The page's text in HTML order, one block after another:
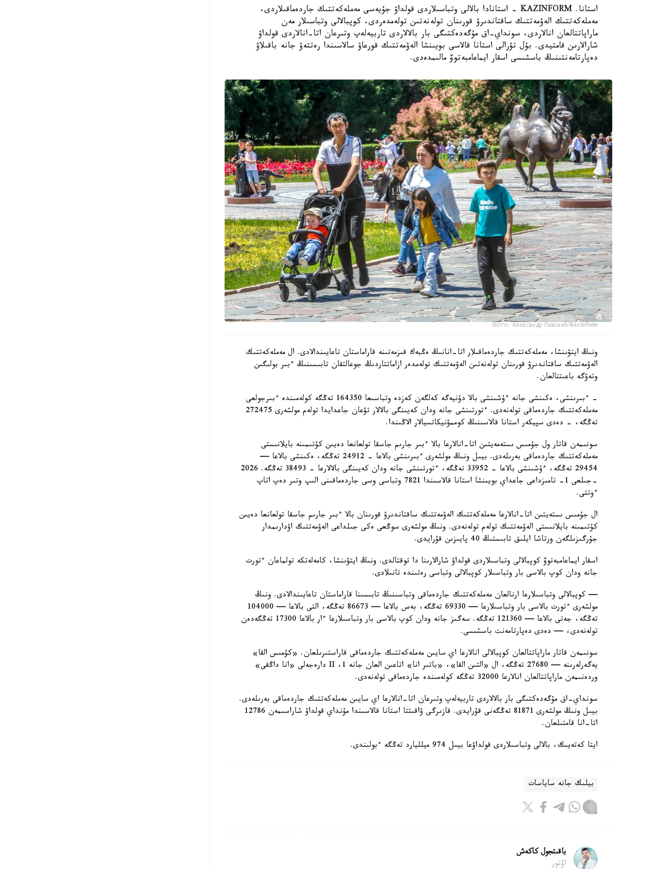
استانا. KAZINFORM - استانادا بالالى وتباسىلاردى قولداۋ جۇيەسى مەملەكەتتىك جاردەماقىلاردى،
مەملەكەتتىك الەۋمەتتىك ساقتاندىرۋ قورىنان تولەنەتىن تولەمدەردى، كوپبالالى وتباسىلار مەن
ماراپاتتالعان انالاردى، سونداي-اق مۇگەدەكتىگى بار بالالاردى تاربيەلەپ وتىرعان اتا-انالاردى قولداۋ
شارالارىن قامتيدى. بۇل تۋرالى استانا قالاسى بويىنشا الەۋمەتتىك قورعاۋ سالاسىندا رەتتەۋ جانە باقىلاۋ
دەپارتامەنتىنىڭ باسشىسى اسقار ايماعامبەتوۆ مالىمدەدى.
Фото: Александр Павский/Kazinform
ونىڭ ايتۋىنشا، مەملەكەتتىك جاردەماقىلار اتا-انانىڭ ەڭبەك قىزمەتىنە قاراماستان تاعايىندالادى. ال مەملەكەتتىك
الەۋمەتتىك ساقتاندىرۋ قورىنان تولەنەتىن الەۋمەتتىك تولەمدەر ازاماتتاردىڭ جوعالتقان تابىسىنىڭ ءبىر بولىگىن
وتەۋگە باعىتتالعان.
- ءبىرىنشى، ەكىنشى جانە ءۇشىنشى بالا دۇنيەگە كەلگەن كەزدە وتباسىعا 164350 تەڭگە كولەمىندە ءبىرجولعى
مەملەكەتتىك جاردەماقى تولەنەدى. ءتورتىنشى جانە ودان كەيىنگى بالالار تۋعان جاعدايدا تولەم مولشەرى 272475
تەڭگە، - دەدى سپيكەر استانا قالاسىنىڭ كوممۋنيكاتسيالار الاڭىندا.
سونىمەن قاتار ول جۇمىس ىستەمەيتىن اتا-انالارعا بالا ءبىر جارىم جاسقا تولعانعا دەيىن كۇتىمىنە بايلانىستى
مەملەكەتتىك جاردەماقى بەرىلەدى. بيىل ونىڭ مولشەرى ءبىرىنشى بالاعا - 24912 تەڭگە، ەكىنشى بالاعا —
29454 تەڭگە، ءۇشىنشى بالاعا - 33952 تەڭگە، ءتورتىنشى جانە ودان كەيىنگى بالالارعا - 38493 تەڭگە. 2026
-جىلعى 1- تامىزداعى جاعداي بويىنشا استانا قالاسىندا 7821 وتباسى وسى جاردەماقىنى الىپ وتىر دەپ اتاپ
ءوتتى.
ال جۇمىس ىستەيتىن اتا-انالارعا مەملەكەتتىك الەۋمەتتىك ساقتاندىرۋ قورىنان بالا ءبىر جارىم جاسقا تولعانعا دەيىن
كۇتىمىنە بايلانىستى الەۋمەتتىك تولەم تولەنەدى. ونىڭ مولشەرى سوڭعى ەكى جىلداعى الەۋمەتتىك اۋدارىمدار
جۇرگىزىلگەن ورتاشا ايلىق تابىستىڭ 40 پايىزىن قۇرايدى.
اسقار ايماعامبەتوۆ كوپبالالى وتباسىلاردى قولداۋ شارالارىنا دا توقتالدى. ونىڭ ايتۋىنشا، كامەلەتكە تولماعان ءتورت
جانە ودان كوپ بالاسى بار وتباسىلار كوپبالالى وتباسى رەتىندە تانىلادى.
— كوپبالالى وتباسىلارعا ارنالعان مەملەكەتتىك جاردەماقى وتباسىنىڭ تابىسىنا قاراماستان تاعايىندالادى. ونىڭ
مولشەرى ءتورت بالاسى بار وتباسىلارعا — 69330 تەڭگە، بەس بالاعا — 86673 تەڭگە، التى بالاعا — 104000
تەڭگە، جەتى بالاعا — 121360 تەڭگە. سەگىز جانە ودان كوپ بالاسى بار وتباسىلارعا ءار بالاعا 17300 تەڭگەدەن
تولەنەدى، — دەدى دەپارتامەنت باسشىسى.
سونىمەن قاتار ماراپاتتالعان كوپبالالى انالارعا اي سايىن مەملەكەتتىك جاردەماقى قاراستىرىلعان. «كۇمىس القا»
يەگەرلەرىنە — 27680 تەڭگە، ال «التىن القا»، «باتىر انا» اتاعىن العان جانە 1، II دارەجەلى «انا داڭقى»
وردەنىمەن ماراپاتتالعان انالارعا 32000 تەڭگە كولەمىندە جاردەماقى تولەنەدى.
سونداي-اق مۇگەدەكتىگى بار بالالاردى تاربيەلەپ وتىرعان اتا-انالارعا اي سايىن مەملەكەتتىك جاردەماقى بەرىلەدى.
بيىل ونىڭ مولشەرى 81871 تەڭگەنى قۇرايدى. قازىرگى ۋاقىتتا استانا قالاسىندا مۇنداي قولداۋ شاراسىمەن 12786
اتا-انا قامتىلعان.
ايتا كەتەيىك، بالالى وتباسىلاردى قولداۋعا بيىل 974 ميلليارد تەڭگە ءبولىندى.
بيلىك جانە ساياسات
باقىتجول كاكەش
اۆتور